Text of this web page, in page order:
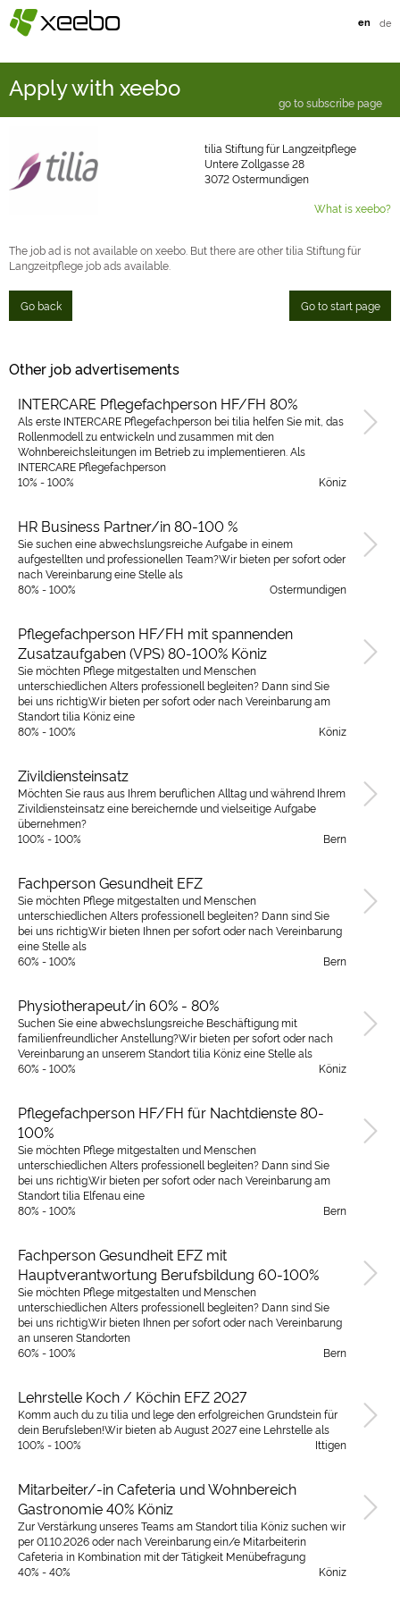
§xeebo en de
Apply with xeebo
go to subscribe page
tilia Stiftung für Langzeitpflege
Untere Zollgasse 28
3072 Ostermundigen
What is xeebo?
The job ad is not available on xeebo. But there are other tilia Stiftung für
Langzeitpflege job ads available.
Go back Go to start page
Other job advertisements
INTERCARE Pflegefachperson HF/FH 80%
Als erste INTERCARE Pflegefachperson bei tilia helfen Sie mit, das
Rollenmodell zu entwickeln und zusammen mit den
Wohnbereichsleitungen im Betrieb zu implementieren. Als
INTERCARE Pflegefachperson
10% - 100%
Köniz
HR Business Partner/in 80-100 %
Sie suchen eine abwechslungsreiche Aufgabe in einem
aufgestellten und professionellen Team?Wir bieten per sofort oder
nach Vereinbarung eine Stelle als
80% - 100%
Ostermundigen
Pflegefachperson HF/FH mit spannenden
Zusatzaufgaben (VPS) 80-100% Köniz
Sie möchten Pflege mitgestalten und Menschen
unterschiedlichen Alters professionell begleiten? Dann sind Sie
bei uns richtig.Wir bieten per sofort oder nach Vereinbarung am
Standort tilia Köniz eine
80% - 100%
Köniz
Zivildiensteinsatz
Möchten Sie raus aus Ihrem beruflichen Alltag und während Ihrem
Zivildiensteinsatz eine bereichernde und vielseitige Aufgabe
übernehmen?
100% - 100%
Bern
Fachperson Gesundheit EFZ
Sie möchten Pflege mitgestalten und Menschen
unterschiedlichen Alters professionell begleiten? Dann sind Sie
bei uns richtig.Wir bieten Ihnen per sofort oder nach Vereinbarung
eine Stelle als
60% - 100%
Bern
Physiotherapeut/in 60% - 80%
Suchen Sie eine abwechslungsreiche Beschäftigung mit
familienfreundlicher Anstellung?Wir bieten per sofort oder nach
Vereinbarung an unserem Standort tilia Köniz eine Stelle als
60% - 100%
Köniz
Pflegefachperson HF/FH für Nachtdienste 80-
100%
Sie möchten Pflege mitgestalten und Menschen
unterschiedlichen Alters professionell begleiten? Dann sind Sie
bei uns richtig.Wir bieten per sofort oder nach Vereinbarung am
Standort tilia Elfenau eine
80% - 100%
Bern
Fachperson Gesundheit EFZ mit
Hauptverantwortung Berufsbildung 60-100%
Sie möchten Pflege mitgestalten und Menschen
unterschiedlichen Alters professionell begleiten? Dann sind Sie
bei uns richtig.Wir bieten Ihnen per sofort oder nach Vereinbarung
an unseren Standorten
60% - 100%
Bern
Lehrstelle Koch / Köchin EFZ 2027
Komm auch du zu tilia und lege den erfolgreichen Grundstein für
dein Berufsleben!Wir bieten ab August 2027 eine Lehrstelle als
100% - 100%
Ittigen
Mitarbeiter/-in Cafeteria und Wohnbereich
Gastronomie 40% Köniz
Zur Verstärkung unseres Teams am Standort tilia Köniz suchen wir
per 01.10.2026 oder nach Vereinbarung ein/e Mitarbeiterin
Cafeteria in Kombination mit der Tätigkeit Menübefragung
40% - 40%
Köniz